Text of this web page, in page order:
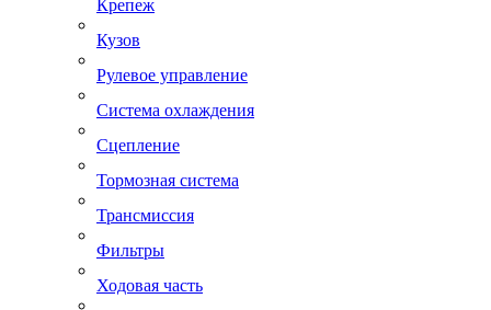
Крепеж
Кузов
Рулевое управление
Система охлаждения
Сцепление
Тормозная система
Трансмиссия
Фильтры
Ходовая часть